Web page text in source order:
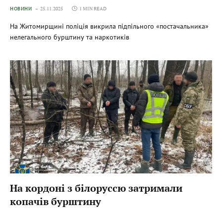
НОВИНИ 25.11.2025 1 MIN READ
На Житомирщині поліція викрила підпільного «постачальника»
нелегального бурштину та наркотиків
На кордоні з білоруссю затримали
копачів бурштину